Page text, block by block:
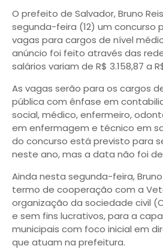
O prefeito de Salvador, Bruno
segunda-feira (12) um concurso
vagas para cargos de nível
anúncio foi feito através das
salários variam de R$ 3.158,87 a R$
As vagas serão para os cargos
pública com ênfase em
social, médico, enfermeiro,
em enfermagem e técnico em
do concurso está previsto para
neste ano, mas a data não foi
Ainda nesta segunda-feira,
termo de cooperação com a
organização da sociedade civil
e sem fins lucrativos, para a
municipais com foco inicial em
que atuam na prefeitura.